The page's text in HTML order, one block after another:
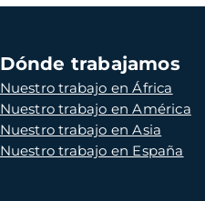
Dónde trabajamos
Nuestro trabajo en África
Nuestro trabajo en América
Nuestro trabajo en Asia
Nuestro trabajo en España